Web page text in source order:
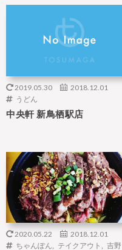
2019.05.30 2018.12.01
うどん
中央軒 新鳥栖駅店
2020.05.22 2018.12.01
ちゃんぽん テイクアウト
吉野